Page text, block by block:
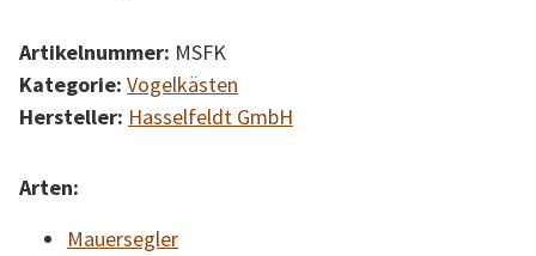
Artikelnummer: MSFK
Kategorie: Vogelkästen
Hersteller: Hasselfeldt GmbH
Arten:
Mauersegler